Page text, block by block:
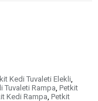
Kedi Tuvaleti Elekli,
Tuvaleti Rampa, Petkit
Kedi Rampa, Petkit